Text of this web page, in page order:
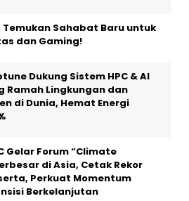
Temukan Sahabat Baru untuk
dan Gaming!
Dukung Sistem HPC & AI
Ramah Lingkungan dan
di Dunia, Hemat Energi
Gelar Forum “Climate
di Asia, Cetak Rekor
Perkuat Momentum
Berkelanjutan